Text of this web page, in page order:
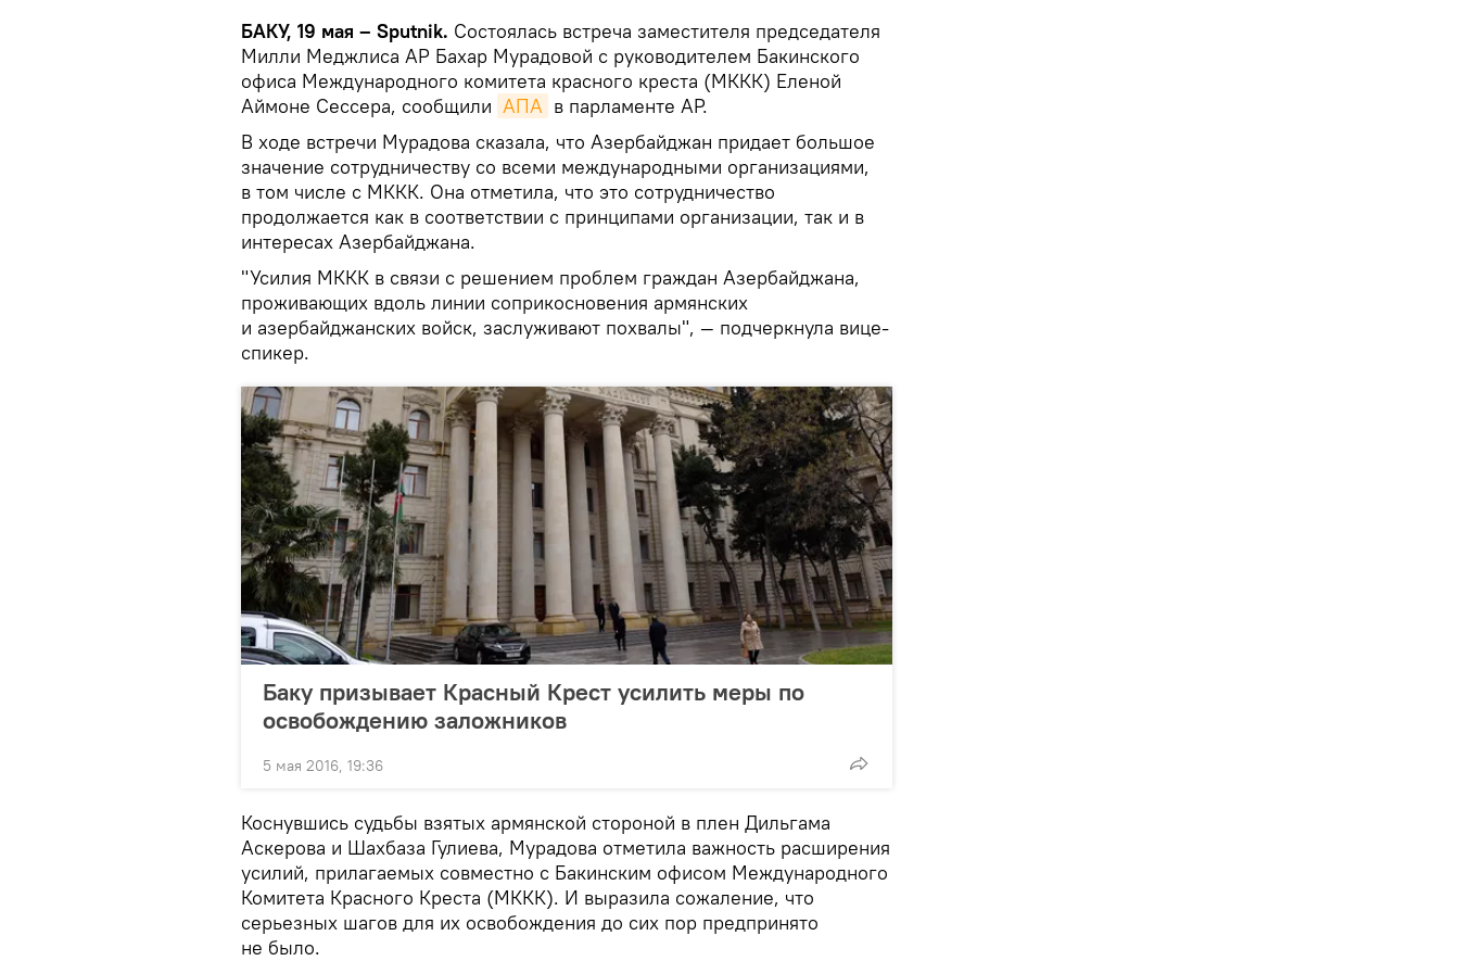
БАКУ, 19 мая – Sputnik. Состоялась встреча заместителя председателя
Милли Меджлиса АР Бахар Мурадовой с руководителем Бакинского
офиса Международного комитета красного креста (МККК) Еленой
Аймоне Сессера, сообщили АПА в парламенте АР.
В ходе встречи Мурадова сказала, что Азербайджан придает большое
значение сотрудничеству со всеми международными организациями,
в том числе с МККК. Она отметила, что это сотрудничество
продолжается как в соответствии с принципами организации, так и в
интересах Азербайджана.
"Усилия МККК в связи с решением проблем граждан Азербайджана,
проживающих вдоль линии соприкосновения армянских
и азербайджанских войск, заслуживают похвалы", — подчеркнула вице-
спикер.
Баку призывает Красный Крест усилить меры по
освобождению заложников
5 мая 2016, 19:36
Коснувшись судьбы взятых армянской стороной в плен Дильгама
Аскерова и Шахбаза Гулиева, Мурадова отметила важность расширения
усилий, прилагаемых совместно с Бакинским офисом Международного
Комитета Красного Креста (МККК). И выразила сожаление, что
серьезных шагов для их освобождения до сих пор предпринято
не было.